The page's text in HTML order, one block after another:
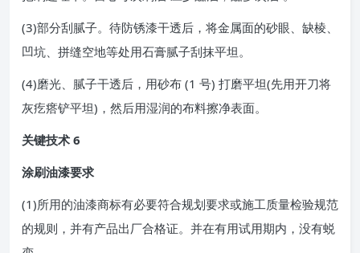
(3)部分刮腻子。待防锈漆干透后，将金属面的砂眼、缺棱、
凹坑、拼缝空地等处用石膏腻子刮抹平坦。
(4)磨光、腻子干透后，用砂布 (1 号) 打磨平坦(先用开刀将
灰疙瘩铲平坦)，然后用湿润的布料擦净表面。
关键技术 6
涂刷油漆要求
(1)所用的油漆商标有必要符合规划要求或施工质量检验规范
的规则，并有产品出厂合格证。并在有用试用期内，没有蜕